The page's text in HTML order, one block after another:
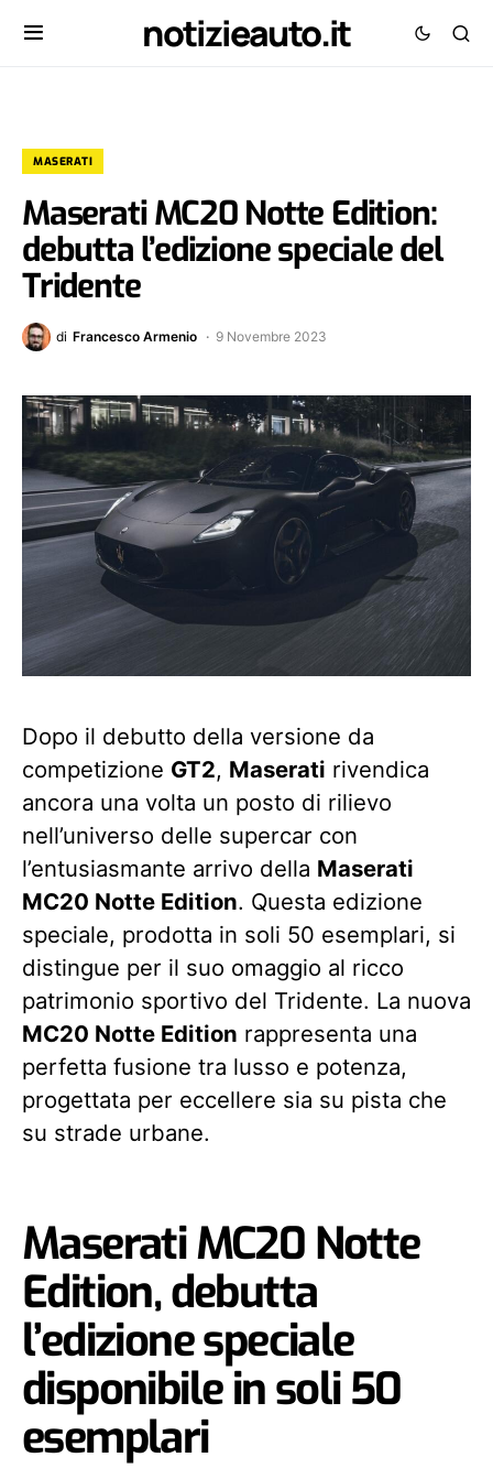
notizieauto.it
MASERATI
Maserati MC20 Notte Edition:
debutta l’edizione speciale del
Tridente
di Francesco Armenio 9 Novembre 2023
Dopo il debutto della versione da
competizione GT2, Maserati rivendica
ancora una volta un posto di rilievo
nell’universo delle supercar con
l’entusiasmante arrivo della Maserati
MC20 Notte Edition. Questa edizione
speciale, prodotta in soli 50 esemplari, si
distingue per il suo omaggio al ricco
patrimonio sportivo del Tridente. La nuova
MC20 Notte Edition rappresenta una
perfetta fusione tra lusso e potenza,
progettata per eccellere sia su pista che
su strade urbane.
Maserati MC20 Notte
Edition, debutta
l’edizione speciale
disponibile in soli 50
esemplari